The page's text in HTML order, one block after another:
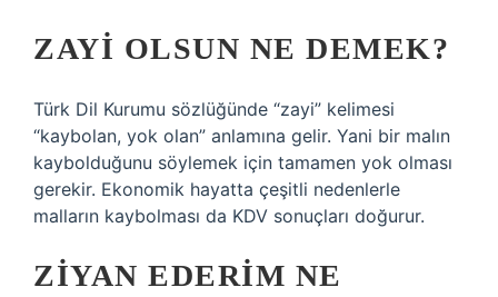
ZAYI OLSUN NE DEMEK?
Türk Dil Kurumu sözlüğünde “zayi” kelimesi
“kaybolan, yok olan” anlamına gelir. Yani bir malın
kaybolduğunu söylemek için tamamen yok olması
gerekir. Ekonomik hayatta çeşitli nedenlerle
malların kaybolması da KDV sonuçları doğurur.
ZIYAN EDERIM NE